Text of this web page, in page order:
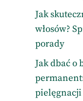
Jak
włosów?
porady
Jak dbać o
pielęgnacji